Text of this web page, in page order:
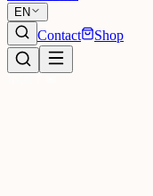
EN
Contact Shop